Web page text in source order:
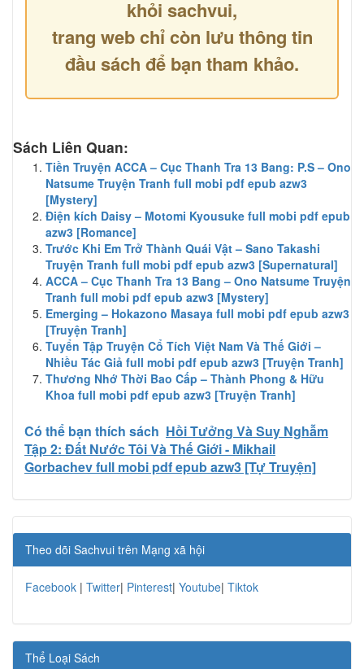
khỏi sachvui,
trang web chỉ còn lưu thông tin
đầu sách để bạn tham khảo.
Sách Liên Quan:
Tiền Truyện ACCA – Cục Thanh Tra 13 Bang: P.S – Ono
Natsume Truyện Tranh full mobi pdf epub azw3
[Mystery]
Điện kích Daisy – Motomi Kyousuke full mobi pdf epub
azw3 [Romance]
Trước Khi Em Trở Thành Quái Vật – Sano Takashi
Truyện Tranh full mobi pdf epub azw3 [Supernatural]
ACCA – Cục Thanh Tra 13 Bang – Ono Natsume Truyện
Tranh full mobi pdf epub azw3 [Mystery]
Emerging – Hokazono Masaya full mobi pdf epub azw3
[Truyện Tranh]
Tuyển Tập Truyện Cổ Tích Việt Nam Và Thế Giới –
Nhiều Tác Giả full mobi pdf epub azw3 [Truyện Tranh]
Thương Nhớ Thời Bao Cấp – Thành Phong & Hữu
Khoa full mobi pdf epub azw3 [Truyện Tranh]
Có thể bạn thích sách Hồi Tưởng Và Suy Nghẫm
Tập 2: Đất Nước Tôi Và Thế Giới - Mikhail
Gorbachev full mobi pdf epub azw3 [Tự Truyện]
Theo dõi Sachvui trên Mạng xã hội
Facebook | Twitter| Pinterest| Youtube| Tiktok
Thể Loại Sách